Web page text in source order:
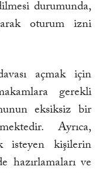
durumunda,
oturum izni
açmak için
gerekli
eksiksiz bir
Ayrıca,
isteyen kişilerin
hazırlamaları ve